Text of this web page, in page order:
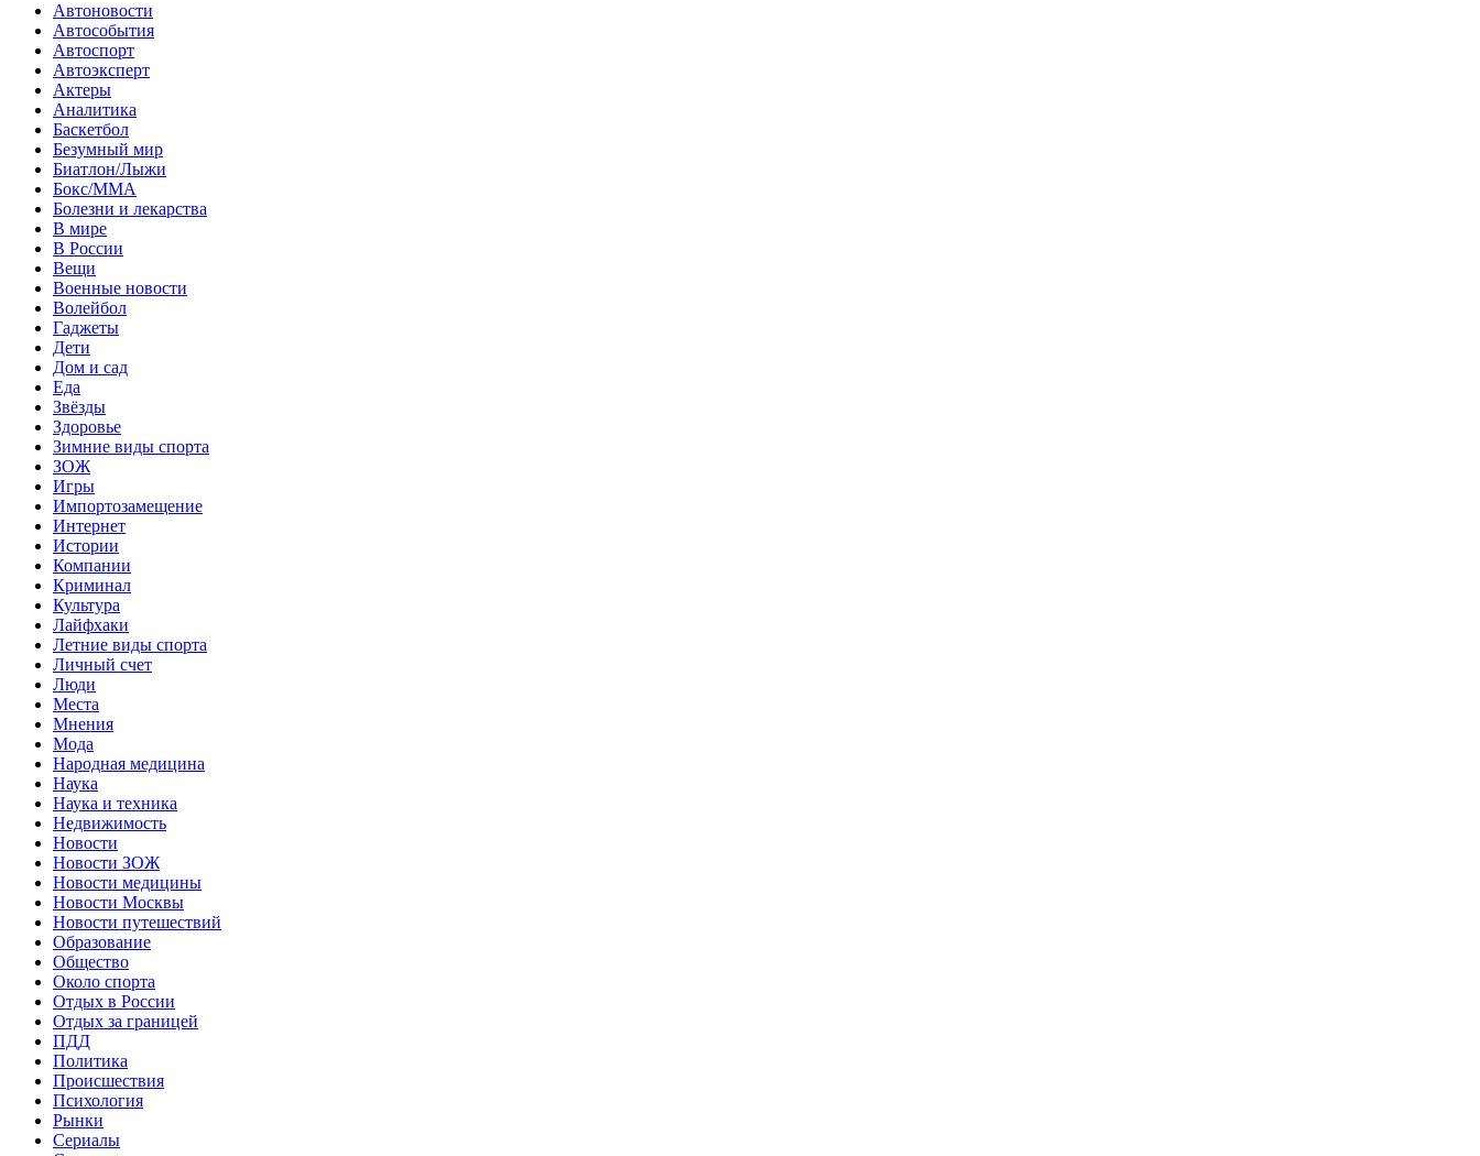
Автоновости
Автособытия
Автоспорт
Автоэксперт
Актеры
Аналитика
Баскетбол
Безумный мир
Биатлон/Лыжи
Бокс/MMA
Болезни и лекарства
В мире
В России
Вещи
Военные новости
Волейбол
Гаджеты
Дети
Дом и сад
Еда
Звёзды
Здоровье
Зимние виды спорта
ЗОЖ
Игры
Импортозамещение
Интернет
Истории
Компании
Криминал
Культура
Лайфхаки
Летние виды спорта
Личный счет
Люди
Места
Мнения
Мода
Народная медицина
Наука
Наука и техника
Недвижимость
Новости
Новости ЗОЖ
Новости медицины
Новости Москвы
Новости путешествий
Образование
Общество
Около спорта
Отдых в России
Отдых за границей
ПДД
Политика
Происшествия
Психология
Рынки
Сериалы